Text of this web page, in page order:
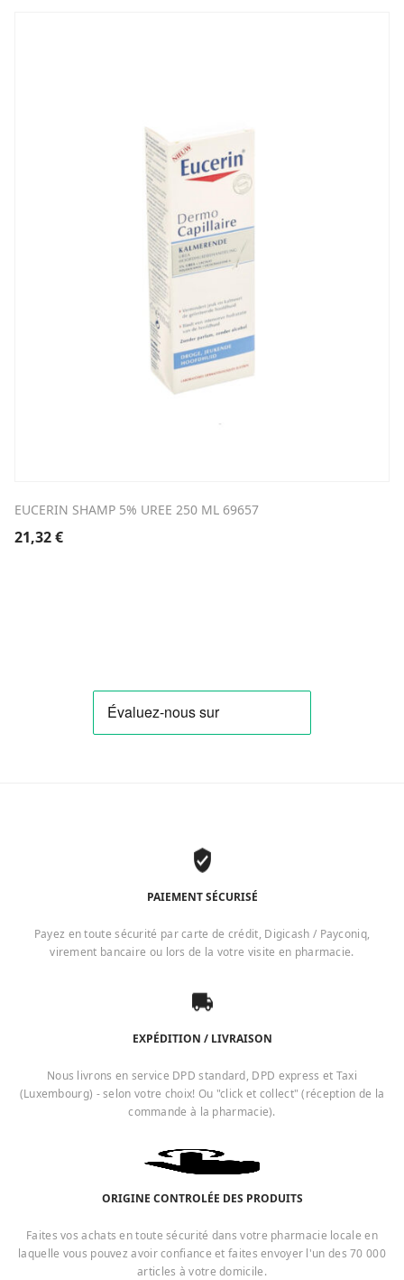
EUCERIN SHAMP 5% UREE 250 ML 69657
21,32€
PAIEMENT SÉCURISÉ
Payez en toute sécurité par carte de crédit, Digicash / Payconiq,
virement bancaire ou lors de la votre visite en pharmacie.
EXPÉDITION / LIVRAISON
Nous livrons en service DPD standard, DPD express et Taxi
(Luxembourg) - selon votre choix! Ou "click et collect" (réception de la
commande à la pharmacie).
ORIGINE CONTROLÉE DES PRODUITS
Faites vos achats en toute sécurité dans votre pharmacie locale en
laquelle vous pouvez avoir confiance et faites envoyer l'un des 70 000
articles à votre domicile.